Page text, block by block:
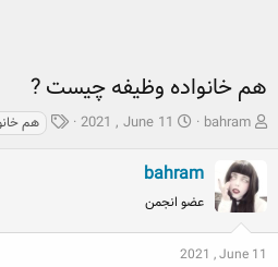
هم خانواده وظیفه چیست ?
ش
و
ع
ک
ن
ن
bahram
ت
ر
ی
خ
ش
2021 , June 11
ب
ه
هم
bahram
عضو انجمن
2021 , June 11